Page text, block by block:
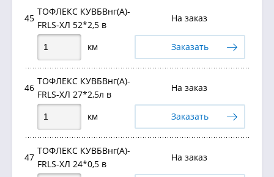
45
ТОФЛЕКС КУВБВнг(А)-
FRLS-ХЛ 52*2,5 в
На заказ
км Заказать
46
ТОФЛЕКС КУВБВнг(А)-
FRLS-ХЛ 27*2,5л в
На заказ
км Заказать
47
ТОФЛЕКС КУВБВнг(А)-
FRLS-ХЛ 24*0,5 в
На заказ